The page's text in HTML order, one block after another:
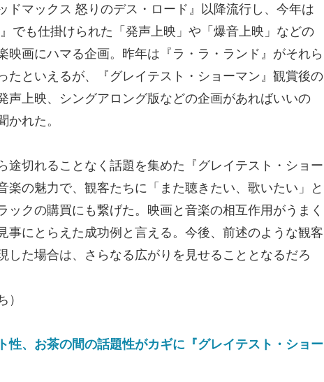
ドマックス 怒りのデス・ロード』以降流行し、今年は
でも仕掛けられた「発声上映」や「爆音上映」などの
映画にハマる企画。昨年は『ラ・ラ・ランド』がそれら
たといえるが、『グレイテスト・ショーマン』観賞後の
声上映、シングアロング版などの企画があればいいの
かれた。
切れることなく話題を集めた『グレイテスト・ショー
楽の魅力で、観客たちに「また聴きたい、歌いたい」と
ックの購買にも繋げた。映画と音楽の相互作用がうまく
事にとらえた成功例と言える。今後、前述のような観客
した場合は、さらなる広がりを見せることとなるだろ
）
性、お茶の間の話題性がカギに『グレイテスト・ショー